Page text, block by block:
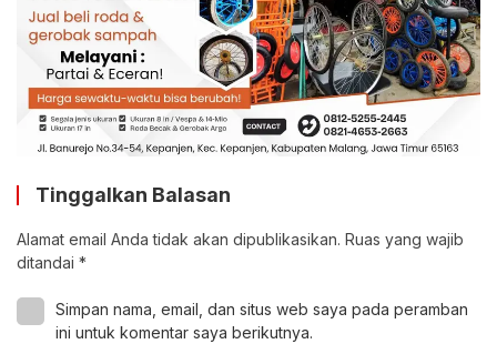
Tinggalkan Balasan
Alamat email Anda tidak akan dipublikasikan. Ruas yang wajib
ditandai *
Simpan nama, email, dan situs web saya pada peramban
ini untuk komentar saya berikutnya.